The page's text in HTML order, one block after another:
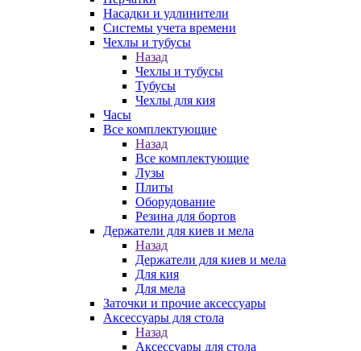
Насадки и удлинители
Системы учета времени
Чехлы и тубусы
Назад
Чехлы и тубусы
Тубусы
Чехлы для кия
Часы
Все комплектующие
Назад
Все комплектующие
Лузы
Плиты
Оборудование
Резина для бортов
Держатели для киев и мела
Назад
Держатели для киев и мела
Для кия
Для мела
Заточки и прочие аксессуары
Аксессуары для стола
Назад
Аксессуары для стола